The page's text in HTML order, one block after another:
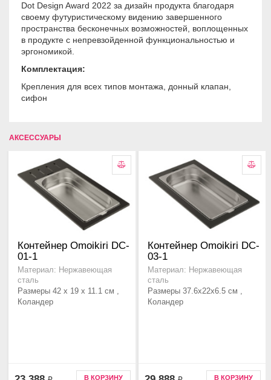
Dot Design Award 2022 за дизайн продукта благодаря
своему футуристическому видению завершенного
пространства бесконечных возможностей, воплощенных
в продукте с непревзойденной функциональностью и
эргономикой.
Комплектация:
Крепления для всех типов монтажа, донный клапан,
сифон
АКСЕССУАРЫ
Контейнер Omoikiri DC-
01-1
Материал: Нержавеющая
сталь
Размеры 42 х 19 х 11.1 см ,
Коландер
В КОРЗИНУ
Контейнер Omoikiri DC-
03-1
Материал: Нержавеющая
сталь
Размеры 37.6x22x6.5 см ,
Коландер
В КОРЗИНУ